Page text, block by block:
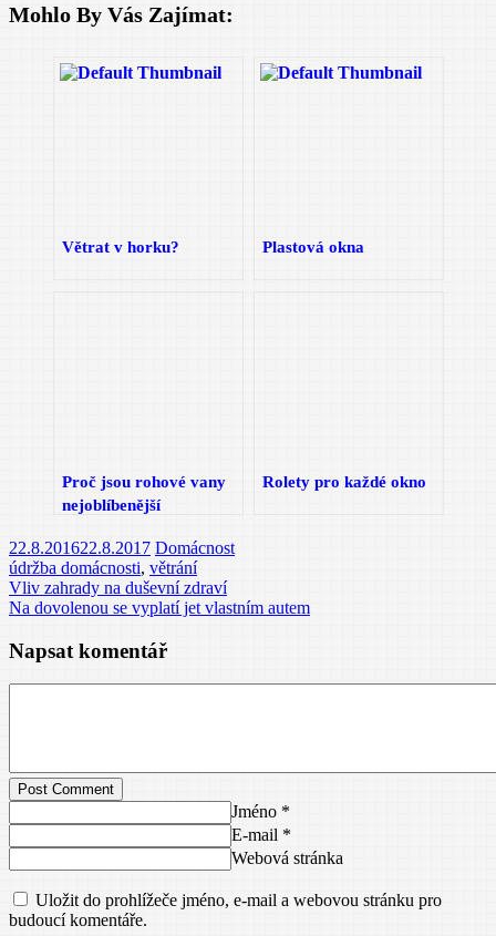
Mohlo By Vás Zajímat:
Větrat v horku? Plastová okna
Proč jsou rohové vany
nejoblíbenější
Rolety pro každé okno
22.8.201622.8.2017 Domácnost
údržba domácnosti, větrání
Vliv zahrady na duševní zdraví
Na dovolenou se vyplatí jet vlastním autem
Napsat komentář
Post Comment
Jméno *
E-mail *
Webová stránka
Uložit do prohlížeče jméno, e-mail a webovou stránku pro
budoucí komentáře.